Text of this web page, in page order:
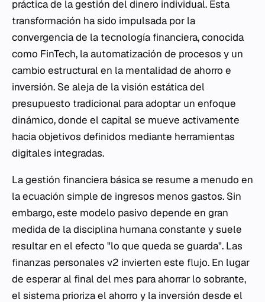
práctica de la gestión del dinero individual. Esta
transformación ha sido impulsada por la
convergencia de la tecnología financiera, conocida
como FinTech, la automatización de procesos y un
cambio estructural en la mentalidad de ahorro e
inversión. Se aleja de la visión estática del
presupuesto tradicional para adoptar un enfoque
dinámico, donde el capital se mueve activamente
hacia objetivos definidos mediante herramientas
digitales integradas.
La gestión financiera básica se resume a menudo en
la ecuación simple de ingresos menos gastos. Sin
embargo, este modelo pasivo depende en gran
medida de la disciplina humana constante y suele
resultar en el efecto "lo que queda se guarda". Las
finanzas personales v2 invierten este flujo. En lugar
de esperar al final del mes para ahorrar lo sobrante,
el sistema prioriza el ahorro y la inversión desde el